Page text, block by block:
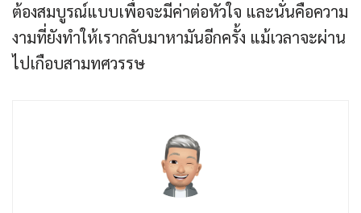
ต้องสมบูรณ์แบบเพื่อจะมีค่าต่อหัวใจ และนั่นคือความ
งามที่ยังทำให้เรากลับมาหามันอีกครั้ง แม้เวลาจะผ่าน
ไปเกือบสามทศวรรษ